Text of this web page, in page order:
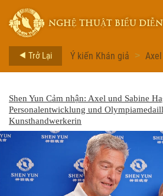
NGHỆ THUẬT BIỂU
Trở Lại Ý kiến Khán giả >
Shen Yun Cảm nhận: Axel und Sabine
Personalentwicklung und
Kunsthandwerkerin